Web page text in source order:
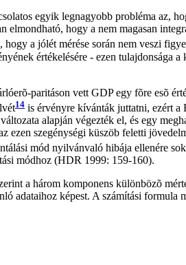
egyik legnagyobb probléma az,
hogy a nem magasan
a jólét mérése során nem veszi
értékelésére - ezen
paritáson vett GDP egy fõre esõ
14 is érvényre kívánták juttatni, ezért
alapján végezték el, és egy
szegénységi küszöb feletti
mód nyilvánvaló hibája ellenére
módhoz (HDR 1999: 159-160).
a három komponens különbözõ
adataihoz képest. A számítási